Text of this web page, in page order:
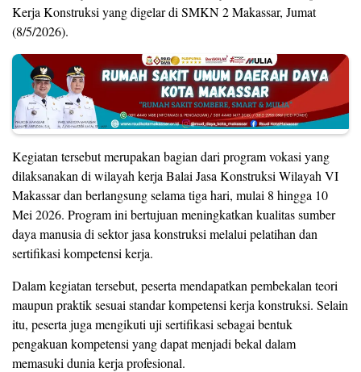
Kerja Konstruksi yang digelar di SMKN 2 Makassar, Jumat
(8/5/2026).
Kegiatan tersebut merupakan bagian dari program vokasi yang
dilaksanakan di wilayah kerja Balai Jasa Konstruksi Wilayah VI
Makassar dan berlangsung selama tiga hari, mulai 8 hingga 10
Mei 2026. Program ini bertujuan meningkatkan kualitas sumber
daya manusia di sektor jasa konstruksi melalui pelatihan dan
sertifikasi kompetensi kerja.
Dalam kegiatan tersebut, peserta mendapatkan pembekalan teori
maupun praktik sesuai standar kompetensi kerja konstruksi. Selain
itu, peserta juga mengikuti uji sertifikasi sebagai bentuk
pengakuan kompetensi yang dapat menjadi bekal dalam
memasuki dunia kerja profesional.